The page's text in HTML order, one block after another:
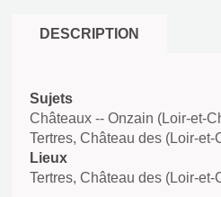
DESCRIPTION
Sujets
Châteaux -- Onzain (Loir-et-
Tertres, Château des (Loir-et-
Lieux
Tertres, Château des (Loir-et-